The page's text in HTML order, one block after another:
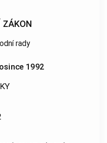
ZÁKON
rady
1992